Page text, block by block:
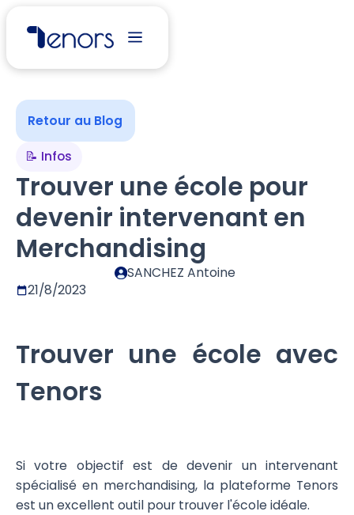
Retour au Blog
📝 Infos
Trouver une école pour
devenir intervenant en
Merchandising
SANCHEZ Antoine
21/8/2023
Trouver une école avec
Tenors
Si votre objectif est de devenir un intervenant
spécialisé en merchandising, la plateforme Tenors
est un excellent outil pour trouver l'école idéale.